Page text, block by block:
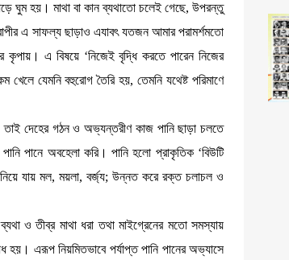
ঘুম হয়। মাথা বা কান ব্যথাতো চলেই গেছে, উপরন্তু
এ সাফল্য ছাড়াও এযাবৎ যতজন আমার পরামর্শমতো
কৃপায়। এ বিষয়ে ‘নিজেই বৃদ্ধি করতে পারেন নিজের
যেমনি বহুরোগ তৈরি হয়, তেমনি যথেষ্ট পরিমাণে
তাই দেহের গঠন ও অভ্যন্তরীণ কাজ পানি ছাড়া চলতে
পানে অবহেলা করি। পানি হলো প্রাকৃতিক ‘বিউটি
যায় মল, ময়লা, বর্জ্য; উন্নত করে রক্ত চলাচল ও
ব্যথা ও তীব্র মাথা ধরা তথা মাইগ্রেনের মতো সমস্যায়
হয়। এরূপ নিয়মিতভাবে পর্যাপ্ত পানি পানের অভ্যাসে